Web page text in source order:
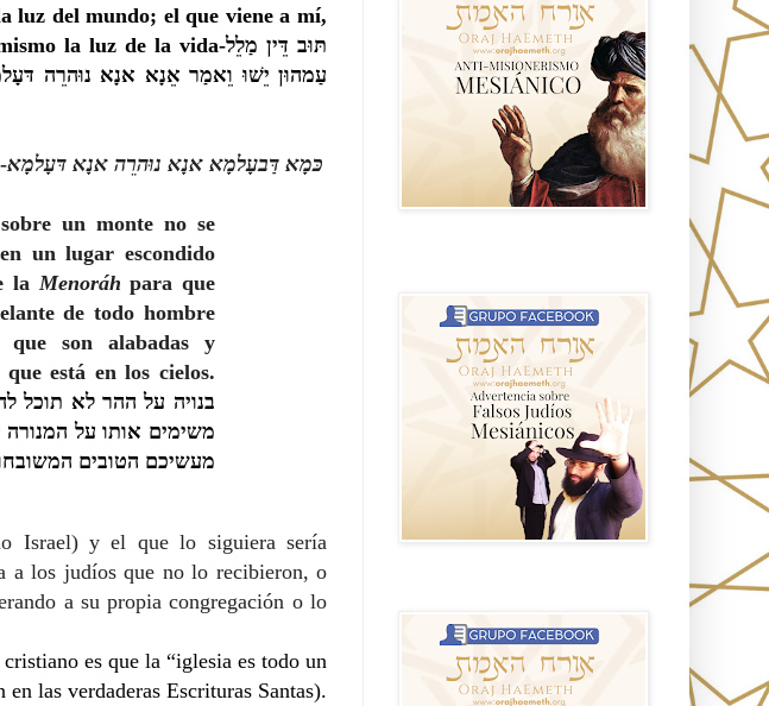
luz del mundo; el que viene a mí,
la luz de la vida-תּוּב דֵּין מַלֵל
עַמהוּן יֵשׁוּ וֵאמַר אֵנָא אנָא נוּהרֵה
כּמָא דַּבעָלמָא אנָא נוּהרֵה אנָא דּעָלמָא
un monte no se
un lugar escondido
la Menoráh para que
de todo hombre
que son alabadas y
está en los cielos.
בנויה על ההר לא תוכל
משימים אותו על המנורה
מעשיכם הטובים
Israel) y el que lo siguiera sería
a los judíos que no lo recibieron, o
a su propia congregación o lo
es que la “iglesia es todo un
las verdaderas Escrituras Santas).